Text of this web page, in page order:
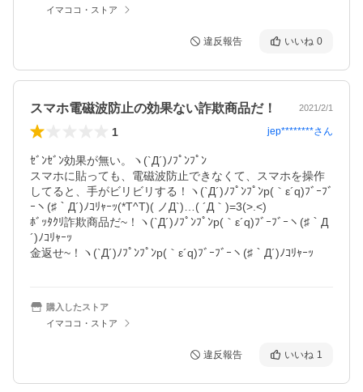
イマココ・ストア
違反報告 いいね 0
スマホ電磁波防止の効果ない詐欺商品だ！ 2021/2/1
1 jep********さん
ｾﾞﾝｾﾞﾝ効果が無い。ヽ(`Д´)ﾉﾌﾟﾝﾌﾟﾝ
スマホに貼っても、電磁波防止できなくて、スマホを操作
してると、手がビリビリする！ヽ(`Д´)ﾉﾌﾟﾝﾌﾟﾝp(｀ε´q)ﾌﾞｰﾌﾞ
ｰヽ(♯｀Д´)ﾉｺﾘｬｰｯ(*T^T)( ノД`)…( ´Д｀)=3(>.<)
ﾎﾞｯﾀｸﾘ詐欺商品だ~！ヽ(`Д´)ﾉﾌﾟﾝﾌﾟﾝp(｀ε´q)ﾌﾞｰﾌﾞｰヽ(♯｀Д
´)ﾉｺﾘｬｰｯ
金返せ~！ヽ(`Д´)ﾉﾌﾟﾝﾌﾟﾝp(｀ε´q)ﾌﾞｰﾌﾞｰヽ(♯｀Д´)ﾉｺﾘｬｰｯ
購入したストア
イマココ・ストア
違反報告 いいね 1